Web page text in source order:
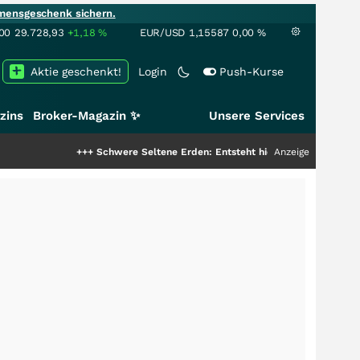
sichern.
29.728,93 +1,18% EUR/USD 1,15587 0,00 %
Login Push-Kurse
Aktie geschenkt!
Broker-Magazin ✨ Unsere Services
Schwere Seltene Erden: Entsteht hier die nächste Milliardenstory?
Anzeige